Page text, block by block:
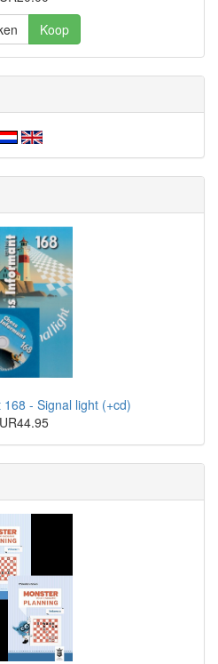
Koop
- Signal light (+cd)